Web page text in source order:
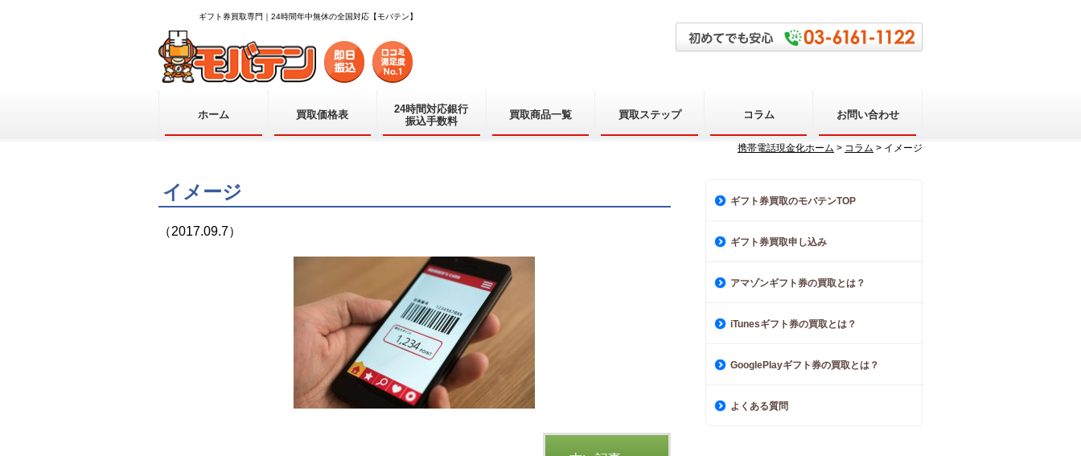
ギフト券買取専門｜24時間年中無休の全国対応【モバテン】
ホーム 買取価格表
24時間対応銀行
振込手数料
買取商品一覧 買取ステップ コラム お問い合わせ
携帯電話現金化ホーム > コラム > イメージ
イメージ
（2017.09.7）
ギフト券買取のモバテンTOP
ギフト券買取申し込み
アマゾンギフト券の買取とは？
iTunesギフト券の買取とは？
GooglePlayギフト券の買取とは？
よくある質問